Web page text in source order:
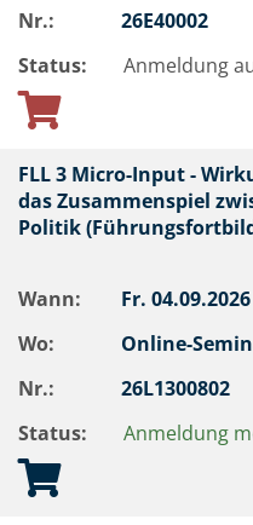
Nr.:
26E40002
Status:
Anmeldung
FLL 3 Micro-Input -
das Zusammenspiel
Politik
Wann: Fr. 04.09.2026
Wo:
Online-
Nr.:
26L1300802
Status:
Anmeldung